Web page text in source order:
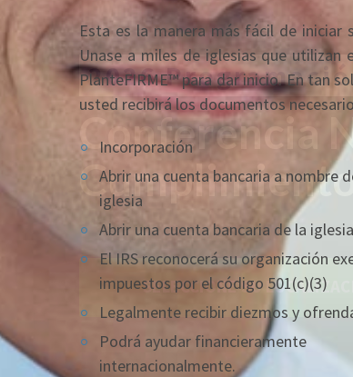
Esta es la manera más fácil de iniciar
Unase a miles de iglesias que utilizan
PlanteFIRME™ para dar inicio. En tan
usted recibirá los documentos
Incorporación
Abrir una cuenta bancaria a nombre
iglesia
Abrir una cuenta bancaria de la iglesia
El IRS reconocerá su organización
impuestos por el código 501(c)(3)
Legalmente recibir diezmos y
Podrá ayudar financieramente
internacionalmente.